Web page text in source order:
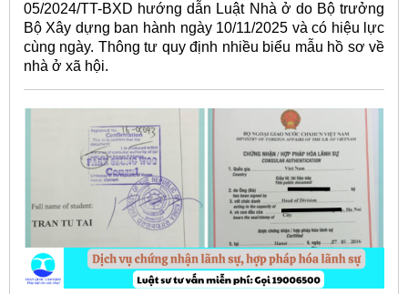
05/2024/TT-BXD hướng dẫn Luật Nhà ở do Bộ trưởng
Bộ Xây dựng ban hành ngày 10/11/2025 và có hiệu lực
cùng ngày. Thông tư quy định nhiều biểu mẫu hồ sơ về
nhà ở xã hội.